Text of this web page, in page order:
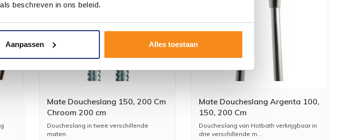
beschreven in ons beleid.
Aanpassen Alles toestaan
Mate Doucheslang 150, 200 Cm
Chroom 200 cm
Doucheslang in twee verschillende
maten.
Mate Doucheslang Argenta 100,
150, 200 Cm
Doucheslang van Hotbath verkrijgbaar in
drie verschillende m...